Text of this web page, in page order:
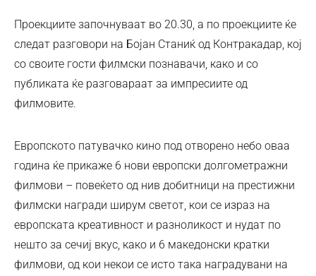
Проекциите започнуваат во 20.30, а по проекциите ќе
следат разговори на Бојан Станиќ од Контракадар, кој
со своите гости филмски познавачи, како и со
публиката ќе разговараат за импресиите од
филмовите.
Европското патувачко кино под отворено небо оваа
година ќе прикаже 6 нови европски долгометражни
филмови – повеќето од нив добитници на престижни
филмски награди ширум светот, кои се израз на
европската креативност и разноликост и нудат по
нешто за сечиј вкус, како и 6 македонски кратки
филмови, од кои некои се исто така наградувани на